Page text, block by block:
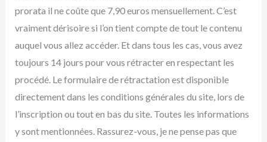
prorata il ne coûte que 7,90 euros mensuellement. C’est
vraiment dérisoire si l’on tient compte de tout le contenu
auquel vous allez accéder. Et dans tous les cas, vous avez
toujours 14 jours pour vous rétracter en respectant les
procédé. Le formulaire de rétractation est disponible
directement dans les conditions générales du site, lors de
l’inscription ou tout en bas du site. Toutes les informations
y sont mentionnées. Rassurez-vous, je ne pense pas que